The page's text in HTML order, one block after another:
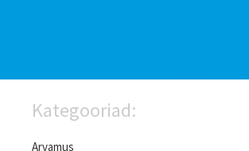
Kategooriad:
Arvamus